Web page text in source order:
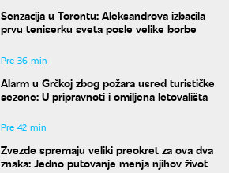
Senzacija u Torontu: Aleksandrova izbacila
prvu teniserku sveta posle velike borbe
Pre 36 min
Alarm u Grčkoj zbog požara usred turističke
sezone: U pripravnoti i omiljena letovališta
Pre 42 min
Zvezde spremaju veliki preokret za ova dva
znaka: Jedno putovanje menja njihov život